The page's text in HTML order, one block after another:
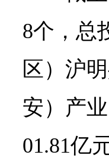
8个，总
区）沪
安）产
01.81亿